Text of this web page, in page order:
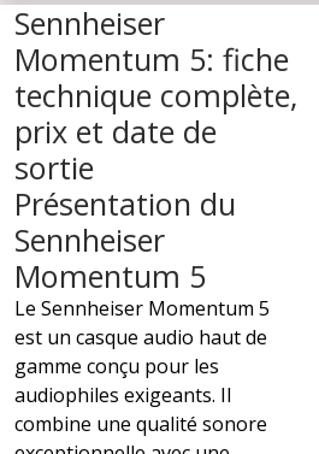
Sennheiser
Momentum 5: fiche
technique complète,
prix et date de
sortie
Présentation du
Sennheiser
Momentum 5
Le Sennheiser Momentum 5
est un casque audio haut de
gamme conçu pour les
audiophiles exigeants. Il
combine une qualité sonore